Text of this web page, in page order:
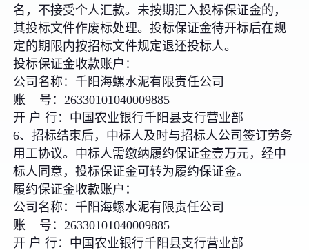
名，不接受个人汇款。未按期汇入投标保证金的，
其投标文件作废标处理。投标保证金待开标后在规
定的期限内按招标文件规定退还投标人。
投标保证金收款账户：
公司名称：千阳海螺水泥有限责任公司
账 号：26330101040009885
开 户 行：中国农业银行千阳县支行营业部
6、招标结束后，中标人及时与招标人公司签订劳务
用工协议。中标人需缴纳履约保证金壹万元，经中
标人同意，投标保证金可转为履约保证金。
履约保证金收款账户：
公司名称：千阳海螺水泥有限责任公司
账 号：26330101040009885
开 户 行：中国农业银行千阳县支行营业部